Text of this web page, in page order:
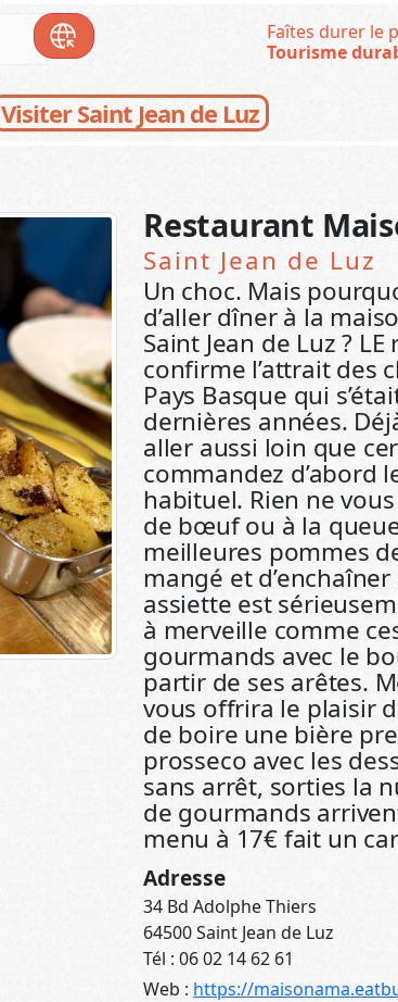
Faîtes durer le
Tourisme
Visiter Saint Jean de Luz
Restaurant
Saint Jean de Luz
Un choc. Mais
d’aller dîner à la
Saint Jean de Luz ?
confirme l’attrait des
Pays Basque qui
dernières années.
aller aussi loin que
commandez d’abord
habituel. Rien ne
de bœuf ou à la
meilleures pommes
mangé et
assiette est
à merveille comme
gourmands avec le
partir de ses arêtes.
vous offrira le plaisir
de boire une bière
prosseco avec les
sans arrêt, sorties la
de gourmands
menu à 17€ fait un
Adresse
34 Bd Adolphe Thiers
64500 Saint Jean de Luz
Tél : 06 02 14 62 61
Web : https://